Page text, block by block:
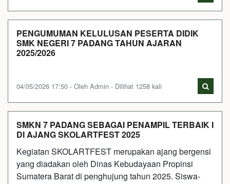
PENGUMUMAN KELULUSAN PESERTA DIDIK
SMK NEGERI 7 PADANG TAHUN AJARAN
2025/2026
04/05/2026 17:50 - Oleh Admin - Dilihat 1258 kali
SMKN 7 PADANG SEBAGAI PENAMPIL TERBAIK I
DI AJANG SKOLARTFEST 2025
Kegiatan SKOLARTFEST merupakan ajang bergensi
yang diadakan oleh Dinas Kebudayaan Propinsi
Sumatera Barat di penghujung tahun 2025. Siswa-